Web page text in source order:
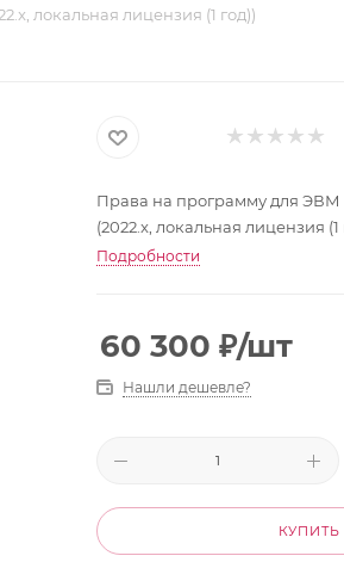
локальная лицензия (1 год))
Права на программу для ЭВМ
(2022.x, локальная лицензия (1
Подробности
60 300 ₽/шт
Нашли дешевле?
КУПИТЬ